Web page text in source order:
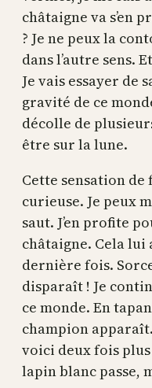
châtaigne va s’en
? Je ne peux la
dans l’autre sens.
Je vais essayer de
gravité de ce
décolle de
être sur la lune.
Cette sensation
curieuse. Je peux
saut. J’en profite
châtaigne. Cela
dernière fois.
disparaît ! Je
ce monde. En
champion
voici deux fois
lapin blanc passe,